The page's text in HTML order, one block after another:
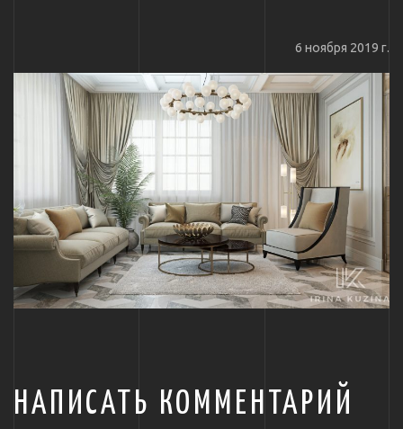
6 ноября 2019 г.
НАПИСАТЬ КОММЕНТАРИЙ